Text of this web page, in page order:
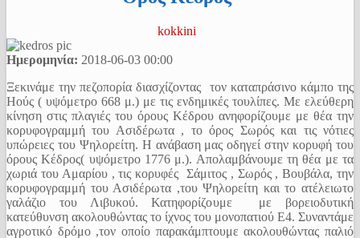
kokkini
Ημερομηνία: 2018-06-03 00:00
Ξεκινάμε την πεζοπορία διασχίζοντας τον καταπράσινο κάμπο της
Ηούς ( υψόμετρο 668 μ.) με τις ενδημικές τουλίπες. Με ελεύθερη
κίνηση στις πλαγιές του όρους Κέδρου ανηφορίζουμε με θέα την
κορυφογραμμή του Ασιδέρωτα , το όρος Σωρός και τις νότιες
υπώρειες του Ψηλορείτη. Η ανάβαση μας οδηγεί στην κορυφή του
όρους Κέδρος( υψόμετρο 1776 μ.). Απολαμβάνουμε τη θέα με τα
χωριά του Αμαρίου , τις κορυφές Σάμιτος , Σωρός , Βουβάλα, την
κορυφογραμμή του Ασιδέρωτα ,του Ψηλορείτη και το ατέλειωτο
γαλάζιο του Λιβυκού. Κατηφορίζουμε με βορειοδυτική
κατεύθυνση ακολουθώντας το ίχνος του μονοπατιού Ε4. Συναντάμε
αγροτικό δρόμο ,τον οποίο παρακάμπτουμε ακολουθώντας παλιό